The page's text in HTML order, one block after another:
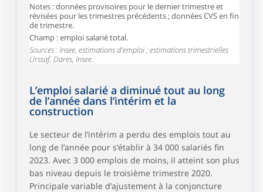
Commerce 127,4 -0,0
0,4
Transports
Hébergement -
restauration
35,8 1,0 1,4
communication
Services
financiers
Services
immobiliers
7,0 -4,9 -2,9
Services aux
entreprises hors
intérim
75,9 0,4
Notes : données provisoires pour le dernier trimestre et
révisées pour les trimestres précédents ; données CVS en fin
de trimestre.
Champ : emploi salarié total.
Sources : Insee, estimations d'emploi ; estimations trimestrielles
Urssaf, Dares, Insee.
L’emploi salarié a diminué tout au long
de l’année dans l’intérim et la
construction
Le secteur de l’intérim a perdu des emplois tout au
long de l’année pour s’établir à 34 000 salariés fin
2023. Avec 3 000 emplois de moins, il atteint son plus
bas niveau depuis le troisième trimestre 2020.
Principale variable d’ajustement à la conjoncture